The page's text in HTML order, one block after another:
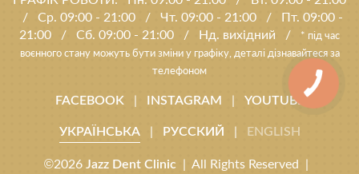
/
Ср. 09:00 - 21:00 / Чт. 09:00 - 21:00 /
Пт. 09:00 -
21:00
/ Сб. 09:00 - 21:00 / Нд. вихідний /
* під час
воєнного стану можуть бути зміни у графіку, деталі дізнавайтеся за
телефоном
FACEBOOK | INSTAGRAM | YOUTUBE
©2026 Jazz Dent Clinic | All Rights Reserved |
УКРАЇНСЬКА| РУССКИЙ | ENGLISH